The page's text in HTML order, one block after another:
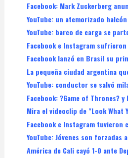
Facebook: Mark Zuckerberg
YouTube: un atemorizado
YouTube: barco de carga se
Facebook e Instagram
Facebook lanzó en Brasil su
La pequeña ciudad argentina
YouTube: conductor se salvó
Facebook: ?Game of Thrones?
Mira el videoclip de "Look What
Facebook e Instagram tuvieron
YouTube: Jóvenes son forzadas
América de Cali cayó 1-0 ante